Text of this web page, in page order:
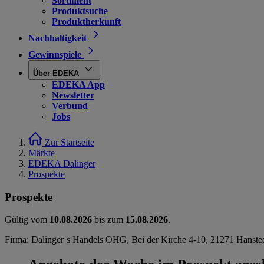
Produktsuche
Produktherkunft
Nachhaltigkeit
Gewinnspiele
Über EDEKA
EDEKA App
Newsletter
Verbund
Jobs
Zur Startseite
Märkte
EDEKA Dalinger
Prospekte
Prospekte
Gültig vom 10.08.2026 bis zum 15.08.2026.
Firma: Dalinger´s Handels OHG, Bei der Kirche 4-10, 21271